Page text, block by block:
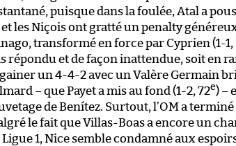
puisque dans la foulée, Atal a
les Niçois ont gratté un penalty
transformé en force par Cyprien (1-1,
répondu et de façon inattendue, soit en
un 4-4-2 avec un Valère Germain
– que Payet a mis au fond (1-2, 72e) –
de Benítez. Surtout, l’OM a
le fait que Villas-Boas a encore un
Ligue 1, Nice semble condamné aux